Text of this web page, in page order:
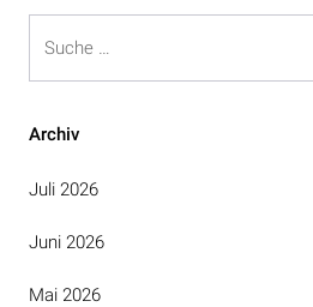
Archiv
Juli 2026
Juni 2026
Mai 2026